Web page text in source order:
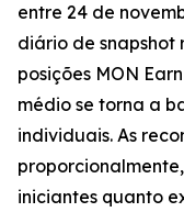
entre 24 de
diário de snapshot
posições MON
médio se torna a
individuais. As
iniciantes quanto